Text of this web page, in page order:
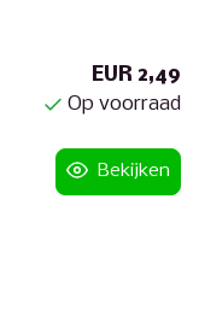
EUR 2,49
Op voorraad
Bekijken